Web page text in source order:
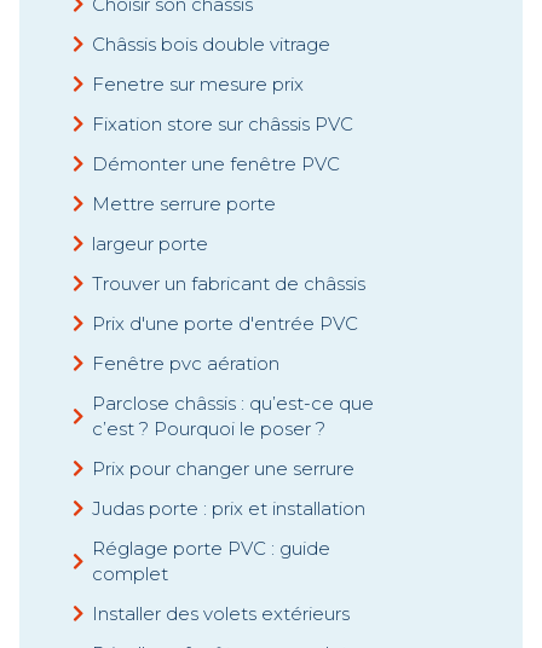
Châssis bois double vitrage
Fenetre sur mesure prix
Fixation store sur châssis PVC
Démonter une fenêtre PVC
Mettre serrure porte
largeur porte
Trouver un fabricant de châssis
Prix d'une porte d'entrée PVC
Fenêtre pvc aération
Parclose châssis : qu’est-ce que
c’est ? Pourquoi le poser ?
Prix pour changer une serrure
Judas porte : prix et installation
Réglage porte PVC : guide
complet
Installer des volets extérieurs